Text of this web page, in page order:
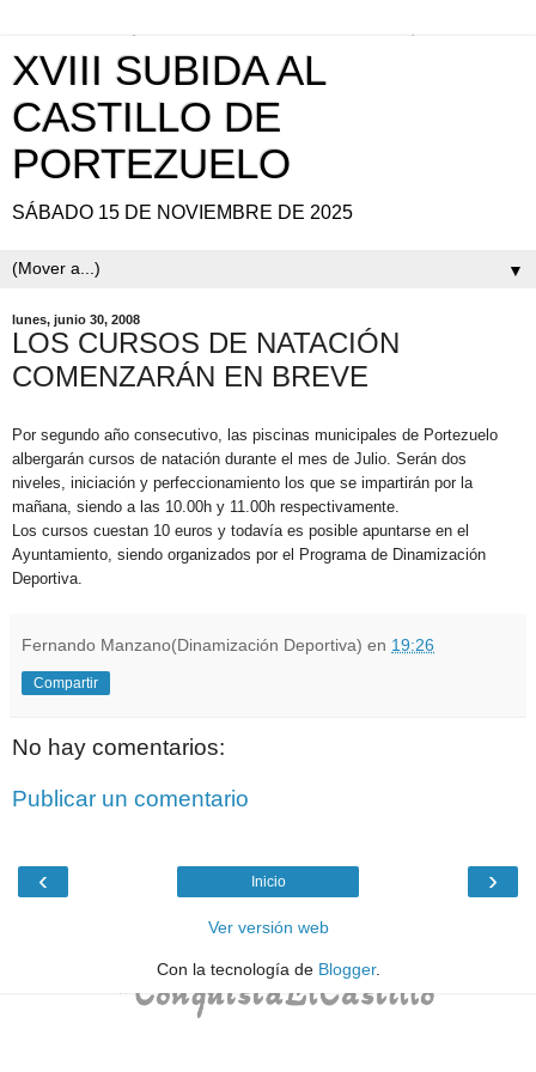
XVIII SUBIDA AL
CASTILLO DE
PORTEZUELO
SÁBADO 15 DE NOVIEMBRE DE 2025
▼
lunes, junio 30, 2008
LOS CURSOS DE NATACIÓN
COMENZARÁN EN BREVE
Por segundo año consecutivo, las piscinas municipales de Portezuelo
albergarán cursos de natación durante el mes de Julio. Serán dos
niveles, iniciación y perfeccionamiento los que se impartirán por la
mañana, siendo a las 10.00h y 11.00h respectivamente.
Los cursos cuestan 10 euros y todavía es posible apuntarse en el
Ayuntamiento, siendo organizados por el Programa de Dinamización
Deportiva.
Fernando Manzano(Dinamización Deportiva) en 19:26
Compartir
No hay comentarios:
Publicar un comentario
‹ ›
Inicio
Ver versión web
Con la tecnología de Blogger.